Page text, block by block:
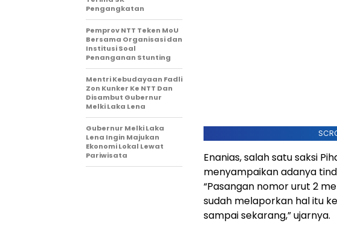
Enanias, salah satu saksi
menyampaikan adanya
“Pasangan nomor urut 2
sudah melaporkan hal itu
sampai sekarang,” ujarnya.
Pengangkatan
Pemprov NTT Teken MoU
Bersama Organisasi dan
Institusi Soal
Penanganan Stunting
Mentri Kebudayaan Fadli
Zon Kunker Ke NTT Dan
Disambut Gubernur
Melki Laka Lena
Gubernur Melki Laka
Lena Ingin Majukan
Ekonomi Lokal Lewat
Pariwisata